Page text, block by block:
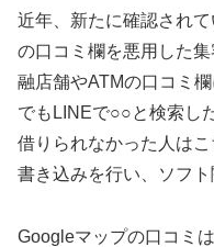
近年、新たに確認され
の口コミ欄を悪用した
融店舗やATMの口コミ
でもLINEで○○と検索し
借りられなかった人は
書き込みを行い、ソフト
Googleマップの口コミ